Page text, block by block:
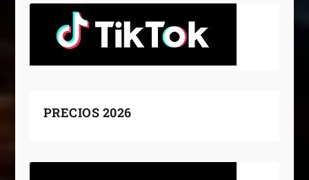
PRECIOS 2026